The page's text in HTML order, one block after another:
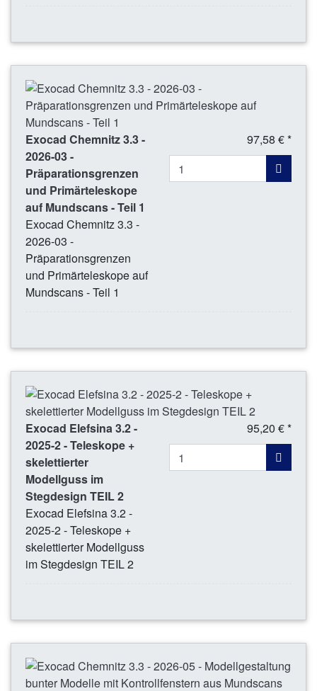
Exocad Chemnitz 3.3 -
2026-03 -
Präparationsgrenzen
und Primärteleskope
auf Mundscans - Teil 1
Exocad Chemnitz 3.3 -
2026-03 -
Präparationsgrenzen
und Primärteleskope auf
Mundscans - Teil 1
97,58 € *
Exocad Elefsina 3.2 -
2025-2 - Teleskope +
skelettierter
Modellguss im
Stegdesign TEIL 2
Exocad Elefsina 3.2 -
2025-2 - Teleskope +
skelettierter Modellguss
im Stegdesign TEIL 2
95,20 € *